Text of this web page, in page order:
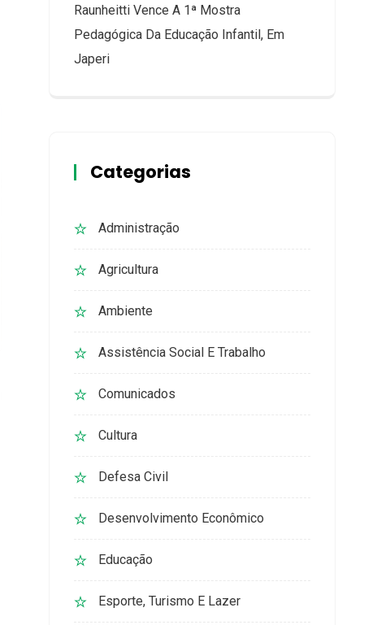
Raunheitti Vence A 1ª Mostra
Pedagógica Da Educação Infantil, Em
Japeri
Categorias
Administração
Agricultura
Ambiente
Assistência Social E Trabalho
Comunicados
Cultura
Defesa Civil
Desenvolvimento Econômico
Educação
Esporte, Turismo E Lazer